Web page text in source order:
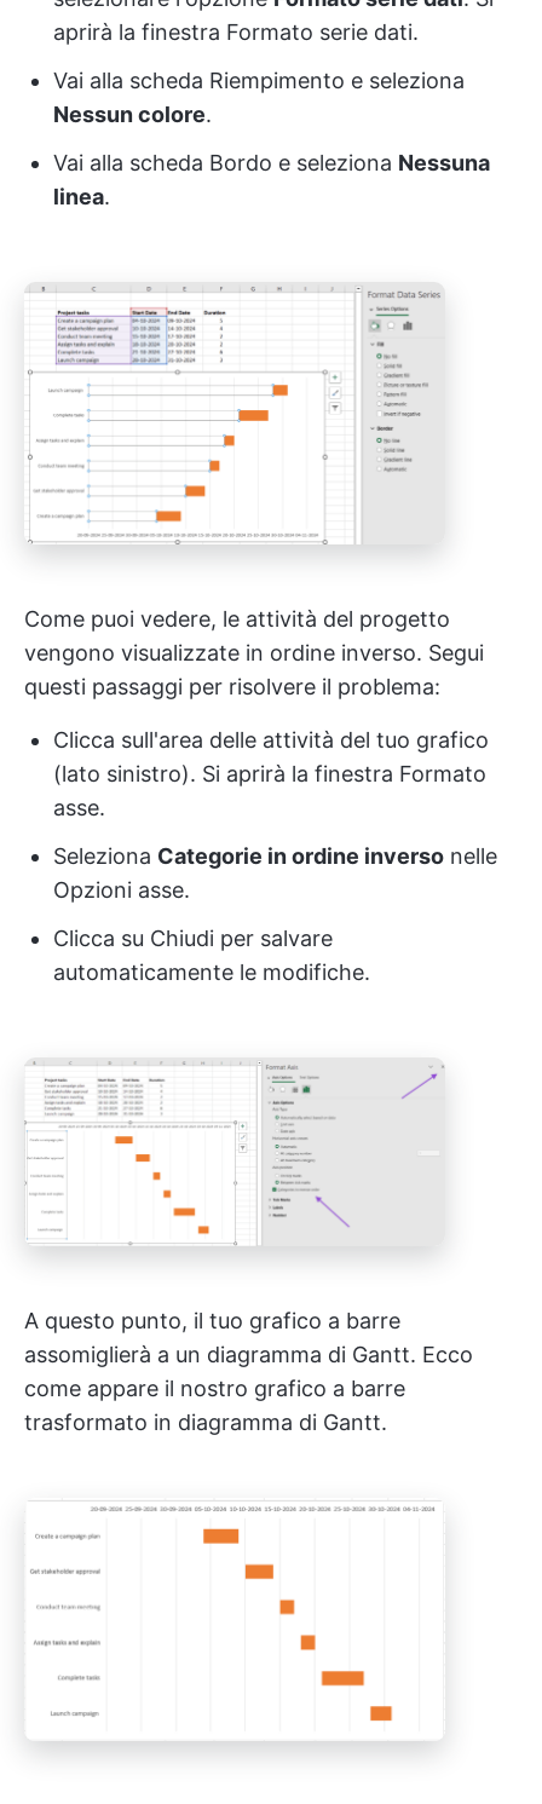
aprirà la finestra Formato serie dati.
Vai alla scheda Riempimento e seleziona
Nessun colore.
Vai alla scheda Bordo e seleziona Nessuna
linea.
Come puoi vedere, le attività del progetto
vengono visualizzate in ordine inverso. Segui
questi passaggi per risolvere il problema:
Clicca sull'area delle attività del tuo grafico
(lato sinistro). Si aprirà la finestra Formato
asse.
Seleziona Categorie in ordine inverso nelle
Opzioni asse.
Clicca su Chiudi per salvare
automaticamente le modifiche.
A questo punto, il tuo grafico a barre
assomiglierà a un diagramma di Gantt. Ecco
come appare il nostro grafico a barre
trasformato in diagramma di Gantt.